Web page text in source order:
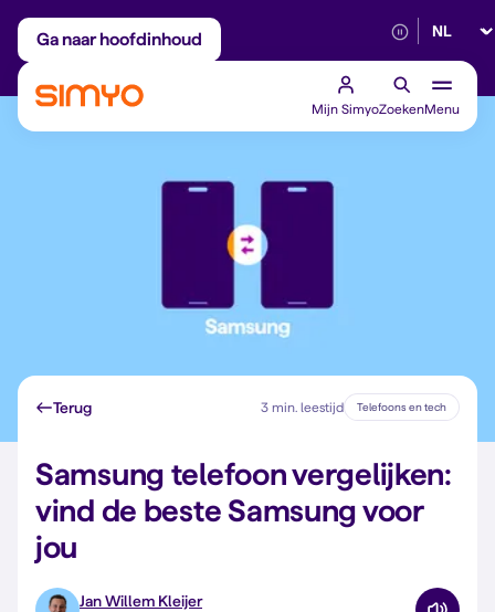
Ga naar hoofdinhoud
Maandelijks aanpasbaar Betrouwbaar
Mijn SimyoZoekenMenu
Terug 3 min. leestijd Telefoons en tech
Samsung telefoon vergelijken:
vind de beste Samsung voor
jou
Jan Willem Kleijer